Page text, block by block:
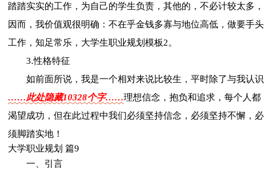
踏踏实实的工作，为自己的学生负责，其他的，不必计较太多，
因而，我价值观很明确：不在乎金钱多寡与地位高低，做要手头
工作，知足常乐，大学生职业规划模板2。
3.性格特征
如前面所说，我是一个相对来说比较生，平时除了与我认识
……此处隐藏10328个字……理想信念，抱负和追求，每个人都
渴望成功，但在此过程中我们必须坚持信念，必须坚持不懈，必
须脚踏实地！
大学职业规划 篇9
一、引言